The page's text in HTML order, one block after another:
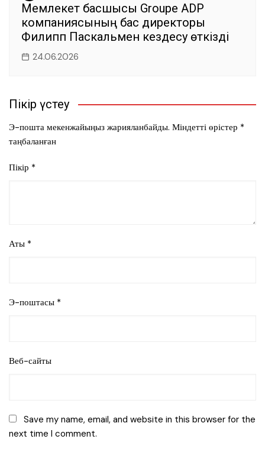
Мемлекет басшысы Groupe ADP
компаниясының бас директоры
Филипп Паскальмен кездесу өткізді
24.06.2026
Пікір үстеу
Э-пошта мекенжайыңыз жарияланбайды. Міндетті өрістер *
таңбаланған
Пікір *
Аты *
Э-поштасы *
Веб-сайты
Save my name, email, and website in this browser for the
next time I comment.